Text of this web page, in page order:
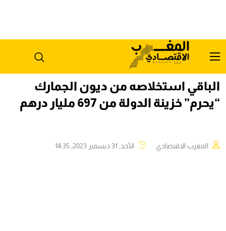
الباقي استخلاصه من ديون الجمارك
“يحرم” خزينة الدولة من 697 مليار درهم
المغرب الاقتصادي الأحد, 31 ديسمبر 2023, 14:35